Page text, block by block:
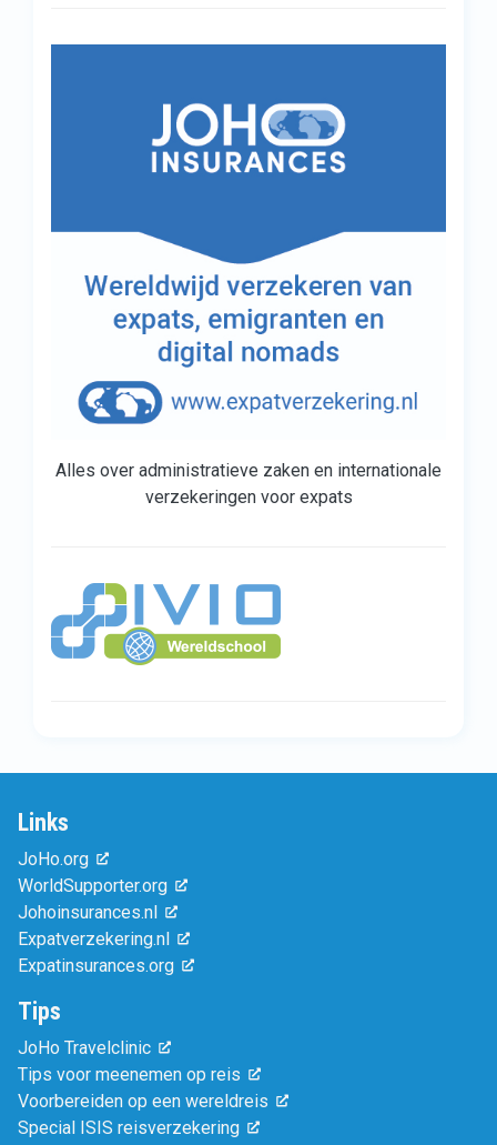
Alles over administratieve zaken en internationale
verzekeringen voor expats
Links
JoHo.org
WorldSupporter.org
Johoinsurances.nl
Expatverzekering.nl
Expatinsurances.org
Tips
JoHo Travelclinic
Tips voor meenemen op reis
Voorbereiden op een wereldreis
Special ISIS reisverzekering